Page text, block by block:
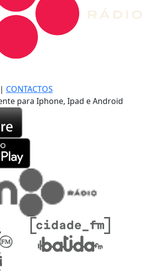
| CONTACTOS
para Iphone, Ipad e Android